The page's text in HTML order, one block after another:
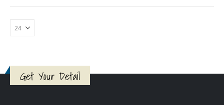
COȘ
Get Your Detail